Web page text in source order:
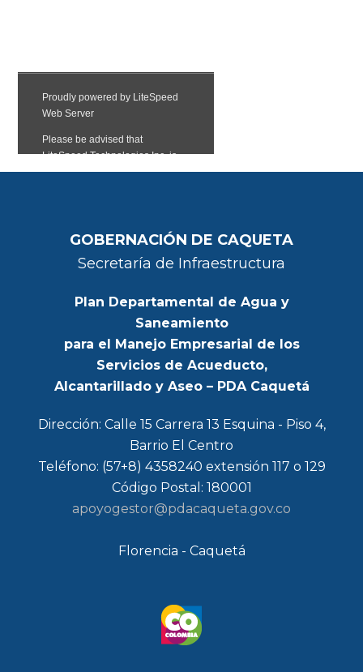
GOBERNACIÓN DE CAQUETA
Secretaría de Infraestructura
Plan Departamental de Agua y
Saneamiento
para el Manejo Empresarial de los
Servicios de Acueducto,
Alcantarillado y Aseo – PDA Caquetá
Dirección: Calle 15 Carrera 13 Esquina - Piso 4,
Barrio El Centro
Teléfono: (57+8) 4358240 extensión 117 o 129
Código Postal: 180001
apoyogestor@pdacaqueta.gov.co
Florencia - Caquetá